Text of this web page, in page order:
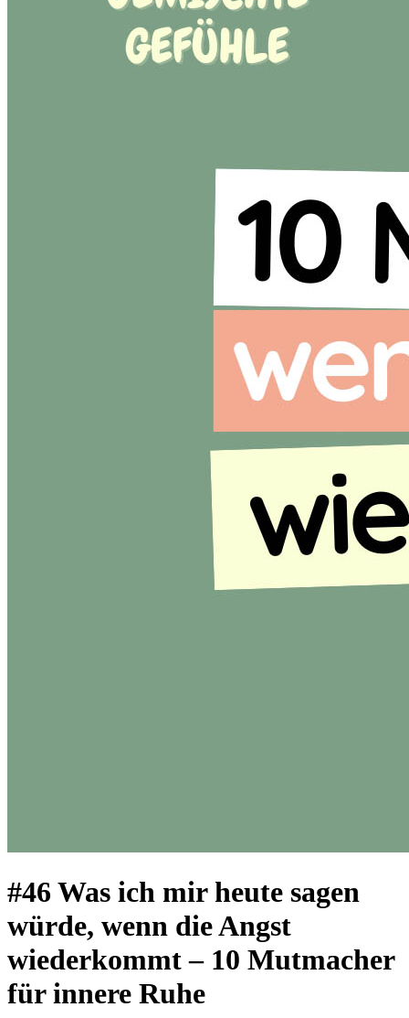
#46 Was ich mir heute sagen
würde, wenn die Angst
wiederkommt – 10 Mutmacher
für innere Ruhe